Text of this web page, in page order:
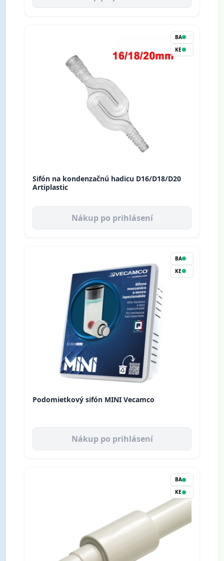
BA
KE
Sifón na kondenzačnú hadicu D16/D18/D20
Artiplastic
Nákup po prihlásení
BA
KE
Podomietkový sifón MINI Vecamco
Nákup po prihlásení
BA
KE